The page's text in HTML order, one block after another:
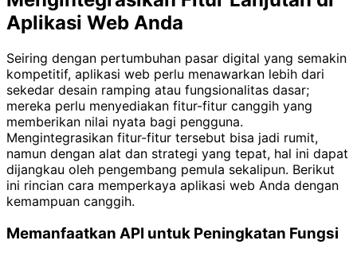
Aplikasi Web Anda
Seiring dengan pertumbuhan pasar digital yang semakin
kompetitif, aplikasi web perlu menawarkan lebih dari
sekedar desain ramping atau fungsionalitas dasar;
mereka perlu menyediakan fitur-fitur canggih yang
memberikan nilai nyata bagi pengguna.
Mengintegrasikan fitur-fitur tersebut bisa jadi rumit,
namun dengan alat dan strategi yang tepat, hal ini dapat
dijangkau oleh pengembang pemula sekalipun. Berikut
ini rincian cara memperkaya aplikasi web Anda dengan
kemampuan canggih.
Memanfaatkan API untuk Peningkatan Fungsi